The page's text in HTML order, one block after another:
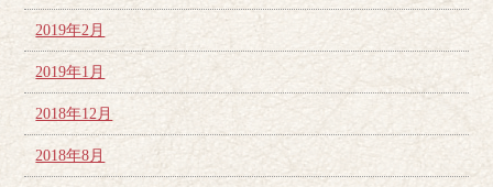
2019年2月
2019年1月
2018年12月
2018年8月